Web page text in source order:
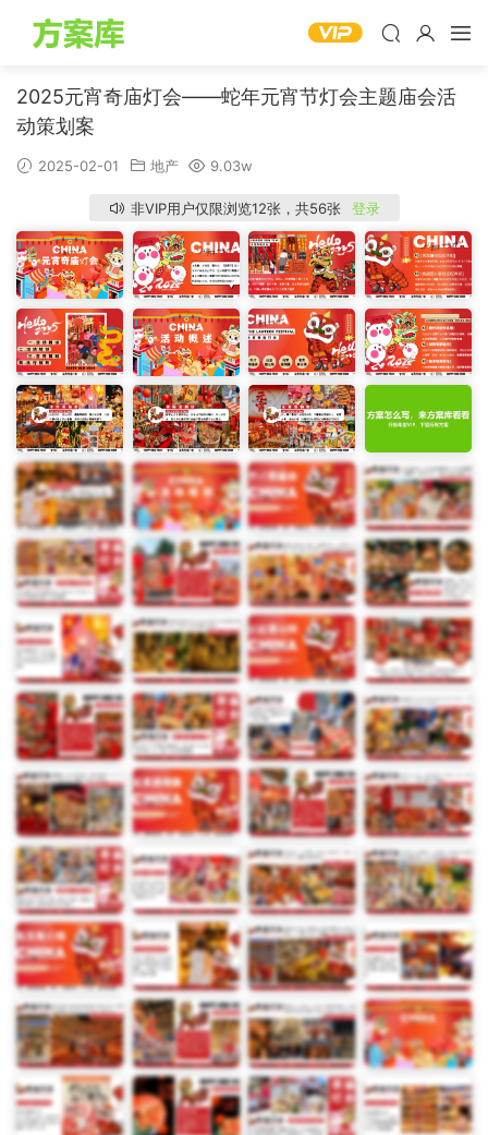
2025元宵奇庙灯会——蛇年元宵节灯会主题庙会活
动策划案
2025-02-01 地产 9.03w
非VIP用户仅限浏览12张，共56张 登录